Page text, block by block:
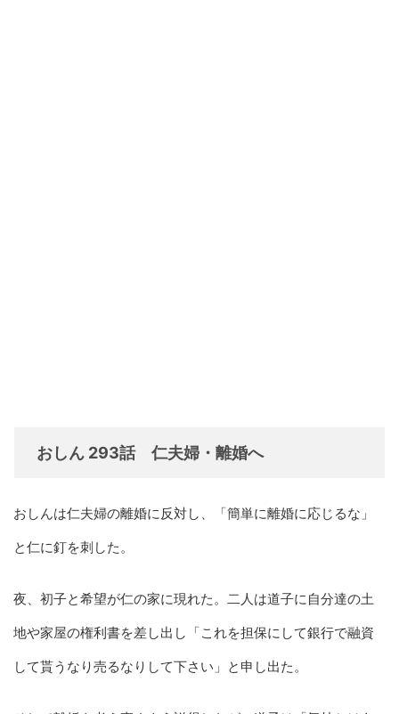
おしん 293話 仁夫婦・離婚へ
おしんは仁夫婦の離婚に反対し、「簡単に離婚に応じるな」
と仁に釘を刺した。
夜、初子と希望が仁の家に現れた。二人は道子に自分達の土
地や家屋の権利書を差し出し「これを担保にして銀行で融資
して貰うなり売るなりして下さい」と申し出た。